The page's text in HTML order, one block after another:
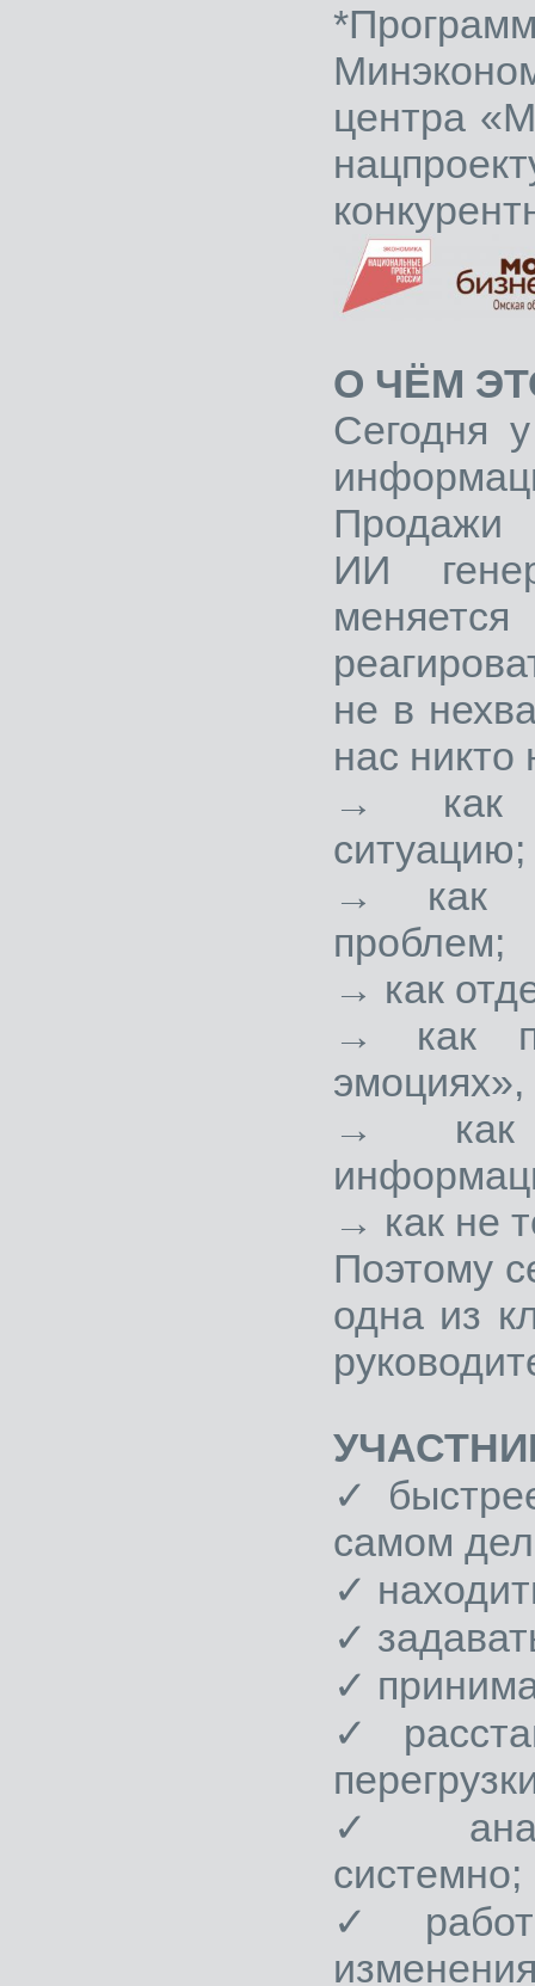
центра
О ЧЁМ
Сегодня
Продажи
ИИ
не в
нас никто
→ как
ситуацию;
→ как
проблем;
→ как
→ как
→ как
→ как не
Поэтому
одна из
✓
самом
✓
✓
✓
✓
✓
системно;
✓